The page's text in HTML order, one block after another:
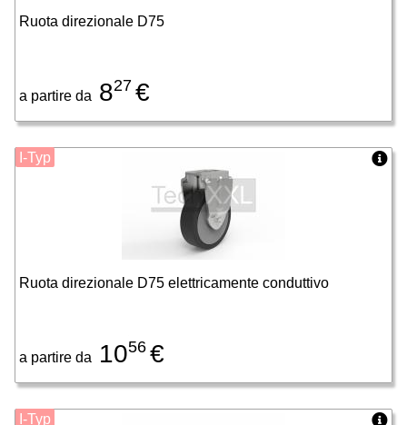
Ruota direzionale D75
a partire da 827 €
Ruota direzionale D75 elettricamente conduttivo
a partire da 1056 €
I-Typ
I-Typ